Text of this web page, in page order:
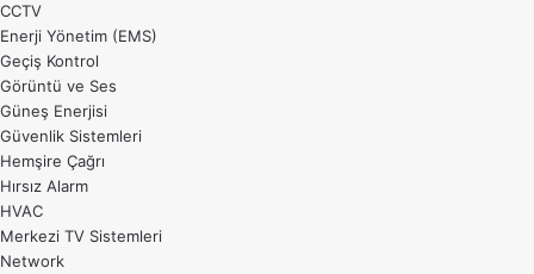
CCTV
Enerji Yönetim (EMS)
Geçiş Kontrol
Görüntü ve Ses
Güneş Enerjisi
Güvenlik Sistemleri
Hemşire Çağrı
Hırsız Alarm
HVAC
Merkezi TV Sistemleri
Network